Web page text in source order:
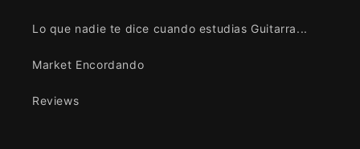
Lo que nadie te dice cuando estudias Guitarra...
Market Encordando
Reviews